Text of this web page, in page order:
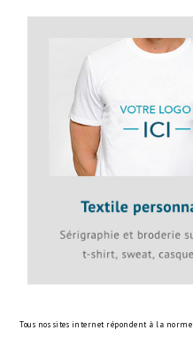
Tous nos sites internet répondent à la norme